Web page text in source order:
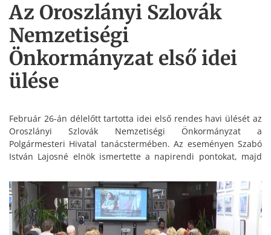
Az Oroszlányi Szlovák
Nemzetiségi
Önkormányzat első idei
ülése
Február 26-án délelőtt tartotta idei első rendes havi ülését az
Oroszlányi Szlovák Nemzetiségi Önkormányzat a
Polgármesteri Hivatal tanácstermében. Az eseményen Szabó
István Lajosné elnök ismertette a napirendi pontokat, majd
eseményekről és döntésekről.